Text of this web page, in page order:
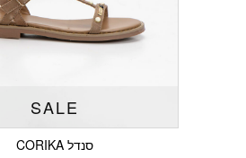
SALE
סנדל CORIKA